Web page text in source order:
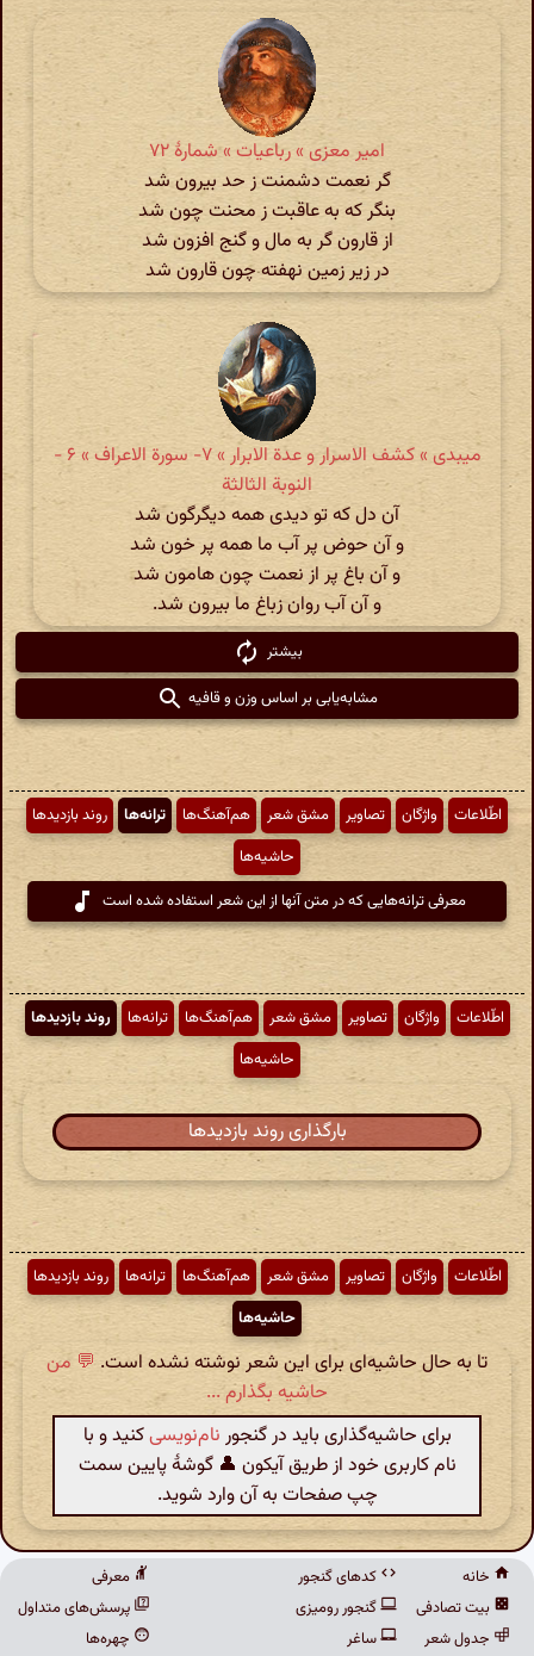
امیر معزی » رباعیات » شمارهٔ ۷۲
گر نعمت دشمنت ز حد بیرون شد
بنگر که به عاقبت ز محنت چون شد
از قارون‌ گر به مال و گنج افزون شد
در زیر زمین نهفته چون قارون شد
میبدی » کشف الاسرار و عدة الابرار » ۷- سورة الاعراف‏ » ۶ -
النوبة الثالثة
آن دل که تو دیدی همه دیگرگون شد
و آن حوض پر آب ما همه پر خون شد
و آن باغ پر از نعمت چون هامون شد
و آن آب روان زباغ ما بیرون شد.
بیشتر
مشابه‌یابی بر اساس وزن و قافیه
اطّلاعات واژگان تصاویر مشق شعر هم‌آهنگ‌ها ترانه‌ها
روند بازدیدها
حاشیه‌ها
معرفی ترانه‌هایی که در متن آنها از این شعر استفاده شده است
اطّلاعات واژگان تصاویر مشق شعر هم‌آهنگ‌ها ترانه‌ها
روند بازدیدها
حاشیه‌ها
بارگذاری روند بازدیدها
اطّلاعات واژگان تصاویر مشق شعر هم‌آهنگ‌ها ترانه‌ها
روند بازدیدها
حاشیه‌ها
تا به حال حاشیه‌ای برای این شعر نوشته نشده است.💬 من
حاشیه بگذارم ...
برای حاشیه‌گذاری باید در گنجور نام‌نویسیکنید و با
نام کاربری خود از طریق آیکون 👤 گوشهٔ پایین سمت
چپ صفحات به آن وارد شوید.
خانه
بیت تصادفی
جدول شعر
کدهای گنجور
گنجور رومیزی
ساغر
معرفی
پرسش‌های متداول
چهره‌ها